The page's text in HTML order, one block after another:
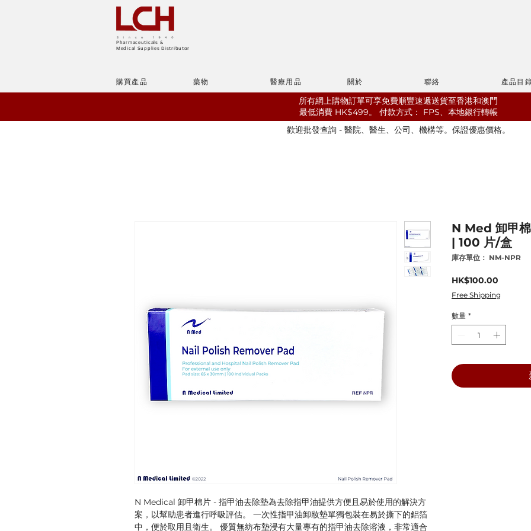
Pharmaceuticals &
Medical Supplies Distributor
購買產品 藥物 醫療用品 關於 聯絡 產品目
所有網上購物訂單可享免費順豐速遞送貨至香港和澳門
最低消費 HK$499。 ​付款方式： FPS、本地銀行轉帳
歡迎批發查詢 - 醫院、醫生、公司、機構等。保證優惠價格。
N Medical 卸甲棉片 - 指甲油去除墊為去除指甲油提供方便且易於使用的解決方
案，以幫助患者進行呼吸評估。 一次性指甲油卸妝墊單獨包裝在易於撕下的鋁箔
中，便於取用且衛生。 優質無紡布墊浸有大量專有的指甲油去除溶液，非常適合
N Med 卸甲
| 100 片/盒
庫存單位： NM-NPR
HK$100.00
Free Shipping
數量 *